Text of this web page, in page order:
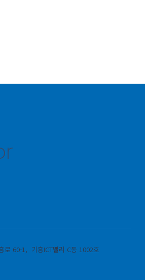
로 60-1, 기흥ICT밸리 C동 1002호